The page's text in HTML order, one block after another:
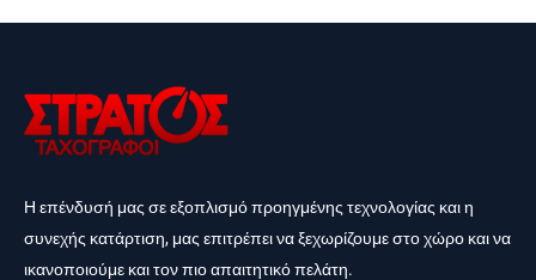
Η επένδυσή μας σε εξοπλισμό προηγμένης τεχνολογίας και η
συνεχής κατάρτιση, μας επιτρέπει να ξεχωρίζουμε στο χώρο και να
ικανοποιούμε και τον πιο απαιτητικό πελάτη.